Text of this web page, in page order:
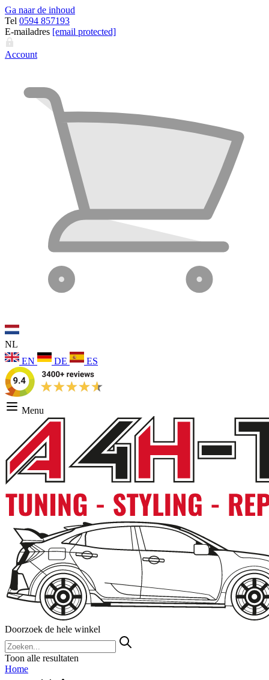
Ga naar de inhoud
Tel 0594 857193
E-mailadres [email protected]
Account
NL
EN
DE ES
Menu
Doorzoek de hele winkel
Toon alle resultaten
Home